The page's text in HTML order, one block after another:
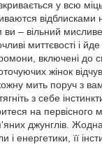
у всю
відблисками
– вільний
миттєвості і
включені до
жінок
мить поруч з
з себе
на первісного
джунглів.
і енергетики, її